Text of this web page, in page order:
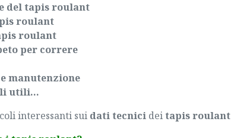
del tapis roulant
roulant
roulant
per correre
manutenzione
utili…
interessanti sui dati tecnici deitapis roulant